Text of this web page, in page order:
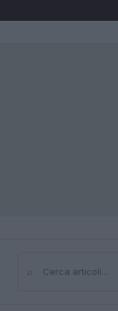
⌕Cerca